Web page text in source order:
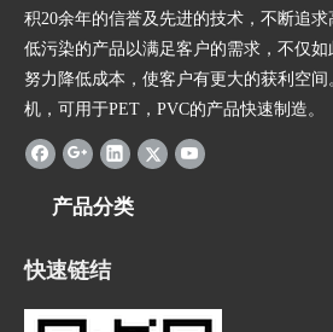
积20余年的信誉及先进的技术，不断追
低污染的产品以满足客户的需求，不仅
努力降低成本，使客户有更大的获利空
机，可用于PET，PVC的产品快速制造。
产品分类
快速链结